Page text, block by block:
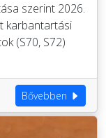
szerint 2026.
karbantartási
(S70, S72)
Bővebben